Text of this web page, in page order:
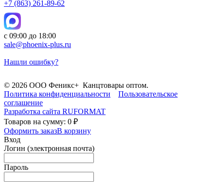
+7 (863) 261-89-62
с 09:00 до 18:00
sale@phoenix-plus.ru
Нашли ошибку?
© 2026 ООО Феникс+ Канцтовары оптом.
Политика конфиденциальности
Пользовательское
соглашение
Разработка сайта RUFORMAT
Товаров на сумму: 0 ₽
Оформить заказВ корзину
Вход
Логин (электронная почта)
Пароль